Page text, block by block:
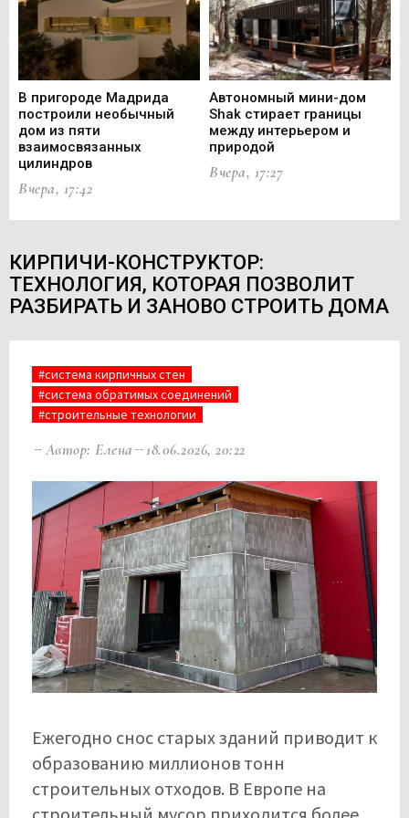
В пригороде Мадрида
построили необычный
дом из пяти
взаимосвязанных
цилиндров
Вчера, 17:42
Автономный мини-дом
Shak стирает границы
между интерьером и
природой
Вчера, 17:27
КИРПИЧИ-КОНСТРУКТОР:
ТЕХНОЛОГИЯ, КОТОРАЯ ПОЗВОЛИТ
РАЗБИРАТЬ И ЗАНОВО СТРОИТЬ ДОМА
#система кирпичных стен
#система обратимых соединений
#строительные технологии
Автор: Елена 18.06.2026, 20:22
Ежегодно снос старых зданий приводит к
образованию миллионов тонн
строительных отходов. В Европе на